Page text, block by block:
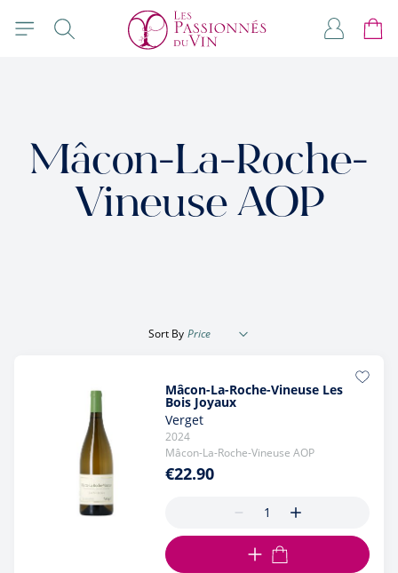
Search
My
Cart
Mâcon-La-Roche-
Vineuse AOP
Sort By
Mâcon-La-Roche-Vineuse Les
Bois Joyaux
Verget
2024
Mâcon-La-Roche-Vineuse AOP
€22.90
ADD TO CART